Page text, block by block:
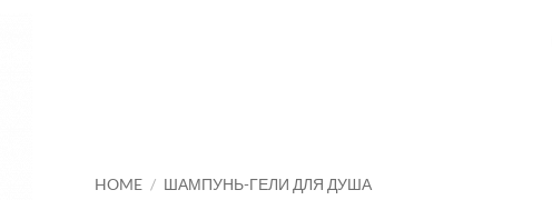
HOME / ШАМПУНЬ-ГЕЛИ ДЛЯ ДУША